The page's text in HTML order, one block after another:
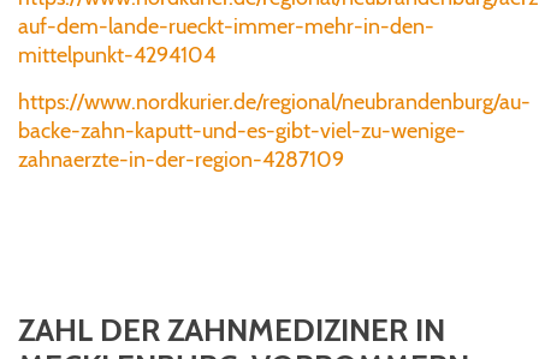
auf-dem-lande-rueckt-immer-mehr-in-den-
mittelpunkt-4294104
https://www.nordkurier.de/regional/neubrandenburg/au-
backe-zahn-kaputt-und-es-gibt-viel-zu-wenige-
zahnaerzte-in-der-region-4287109
ZAHL DER ZAHNMEDIZINER IN